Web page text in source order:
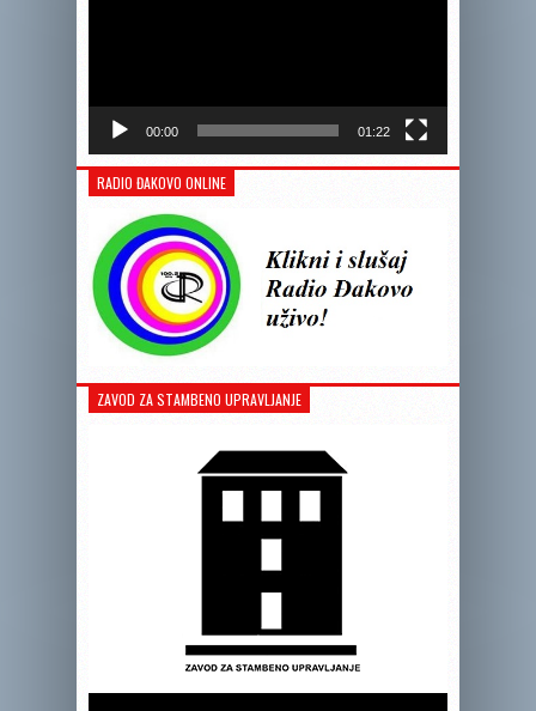
00:00 01:22
RADIO ĐAKOVO ONLINE
ZAVOD ZA STAMBENO UPRAVLJANJE